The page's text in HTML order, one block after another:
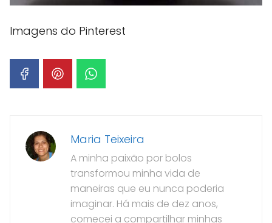
Imagens do Pinterest
Maria Teixeira
A minha paixão por bolos
transformou minha vida de
maneiras que eu nunca poderia
imaginar. Há mais de dez anos,
comecei a compartilhar minhas